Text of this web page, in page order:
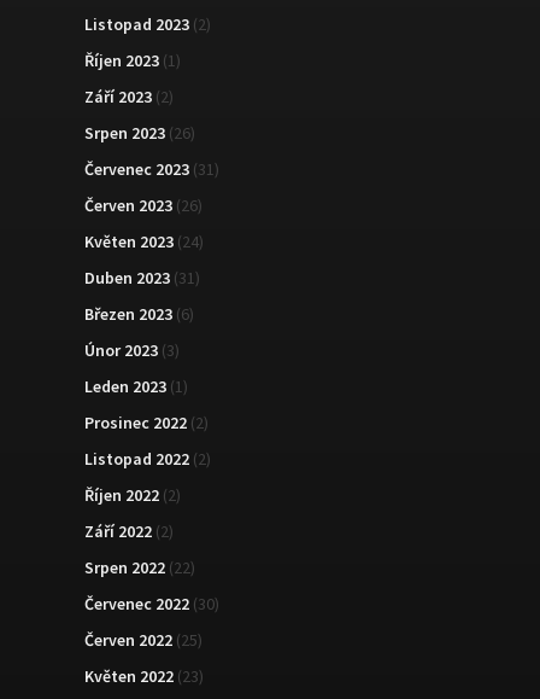
Listopad 2023 (2)
Říjen 2023 (1)
Září 2023 (2)
Srpen 2023 (26)
Červenec 2023 (31)
Červen 2023 (26)
Květen 2023 (24)
Duben 2023 (31)
Březen 2023 (6)
Únor 2023 (3)
Leden 2023 (1)
Prosinec 2022 (2)
Listopad 2022 (2)
Říjen 2022 (2)
Září 2022 (2)
Srpen 2022 (22)
Červenec 2022 (30)
Červen 2022 (25)
Květen 2022 (23)